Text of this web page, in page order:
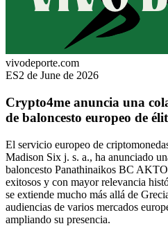
vivodeporte.com
ES2 de June de 2026
Crypto4me anuncia una
de baloncesto europeo de
El servicio europeo de
Madison Six j. s. a., ha anunciado
baloncesto Panathinaikos BC
exitosos y con mayor relevancia
se extiende mucho más allá de
audiencias de varios mercados
ampliando su presencia.